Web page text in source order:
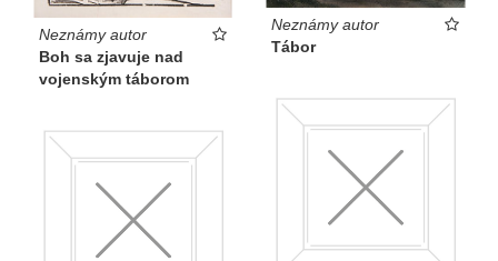
Neznámy autor
Boh sa zjavuje nad
vojenským táborom
Neznámy autor
Tábor